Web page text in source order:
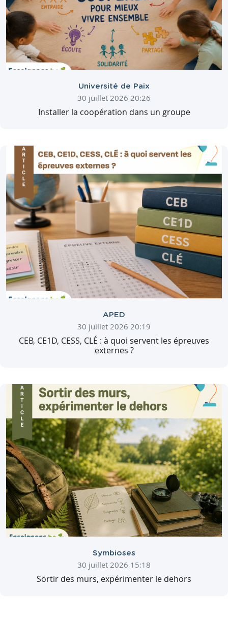
Université de Paix
30 juillet 2026 20:26
Installer la coopération dans un groupe
APED
30 juillet 2026 20:19
CEB, CE1D, CESS, CLÉ : à quoi servent les épreuves
externes ?
Symbioses
30 juillet 2026 15:18
Sortir des murs, expérimenter le dehors